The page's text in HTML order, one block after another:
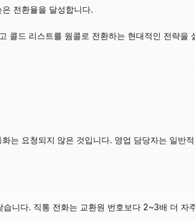
전환율을 달성합니다.
콜드 리스트를 웜콜로 전환하는 현대적인 전략을
는 요청되지 않은 것입니다. 영업 담당자는 일반
니다. 직통 전화는 교환원 번호보다 2~3배 더 자